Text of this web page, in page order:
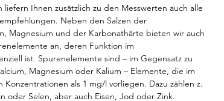
liefern Ihnen zusätzlich zu den Messwerten auch alle
Neben den Salzen der
Magnesium und der Karbonathärte bieten wir auch
an, deren Funktion im
ist. Spurenelemente sind – im Gegensatz zu
Magnesium oder Kalium – Elemente, die im
Konzentrationen als 1 mg/l vorliegen. Dazu zählen z.
oder Selen, aber auch Eisen, Jod oder Zink.